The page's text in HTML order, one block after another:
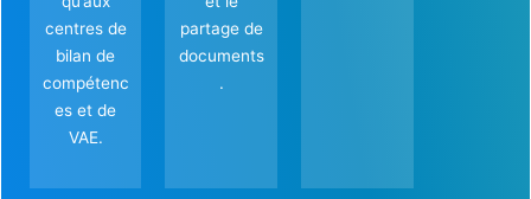
centres de
bilan de
compétenc
es et de
VAE.
partage de
documents
.